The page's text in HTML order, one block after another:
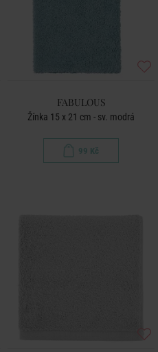
FABULOUS
Žínka 15 x 21 cm - sv. modrá
99 Kč